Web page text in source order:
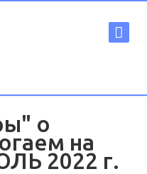
о
на
2022 г.